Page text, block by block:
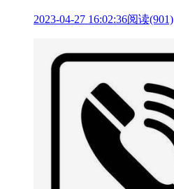
2023-04-27 16:02:36阅读(901)